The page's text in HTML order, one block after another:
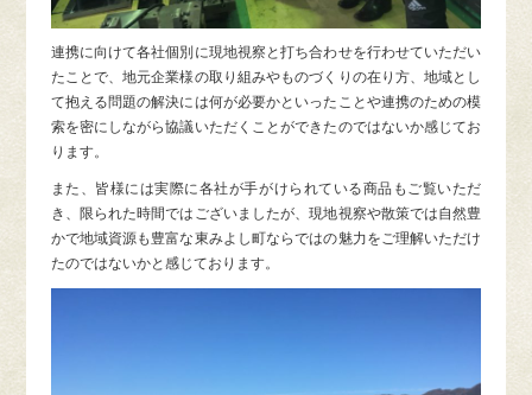
連携に向けて各社個別に現地視察と打ち合わせを行わせていただい
たことで、地元企業様の取り組みやものづくりの在り方、地域とし
て抱える問題の解決には何が必要かといったことや連携のための模
索を密にしながら協議いただくことができたのではないか感じてお
ります。
また、皆様には実際に各社が手がけられている商品もご覧いただ
き、限られた時間ではございましたが、現地視察や散策では自然豊
かで地域資源も豊富な東みよし町ならではの魅力をご理解いただけ
たのではないかと感じております。